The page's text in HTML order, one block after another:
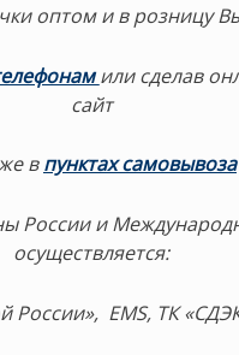
оптом и в розницу
или сделав
сайт
в пунктах самовывоза
России и
осуществляется:
России», EMS, ТК